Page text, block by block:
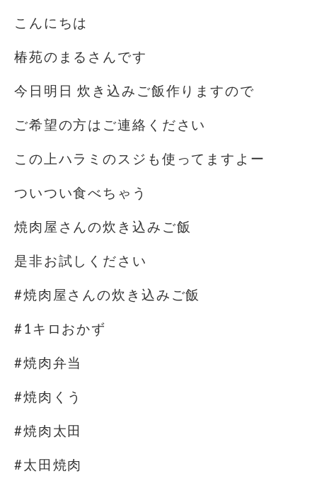
こんにちは️
椿苑のまるさんです
今日明日 炊き込みご飯作りますので
ご希望の方はご連絡ください
この上ハラミのスジも使ってますよー
ついつい食べちゃう
焼肉屋さんの炊き込みご飯
是非お試しください
#焼肉屋さんの炊き込みご飯
#1キロおかず
#焼肉弁当
#焼肉くう
#焼肉太田
#太田焼肉